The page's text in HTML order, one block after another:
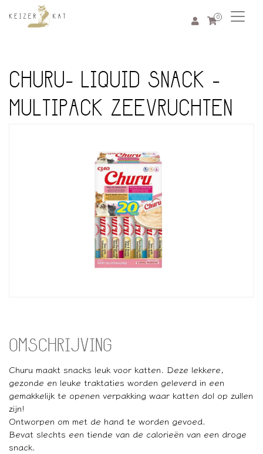
0
CHURU- LIQUID SNACK -
MULTIPACK ZEEVRUCHTEN
OMSCHRIJVING
Churu maakt snacks leuk voor katten. Deze lekkere,
gezonde en leuke traktaties worden geleverd in een
gemakkelijk te openen verpakking waar katten dol op zullen
zijn!
Ontworpen om met de hand te worden gevoed.
Bevat slechts een tiende van de calorieën van een droge
snack.